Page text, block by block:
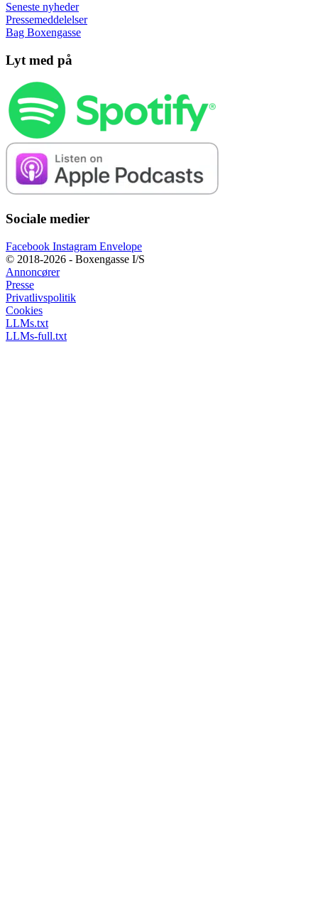
Seneste nyheder
Pressemeddelelser
Bag Boxengasse
Lyt med på
Sociale medier
Facebook Instagram Envelope
© 2018-2026 - Boxengasse I/S
Annoncører
Presse
Privatlivspolitik
Cookies
LLMs.txt
LLMs-full.txt